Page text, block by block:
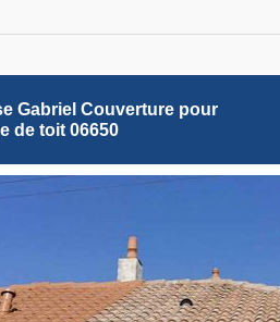
Gabriel Couverture pour
de toit 06650